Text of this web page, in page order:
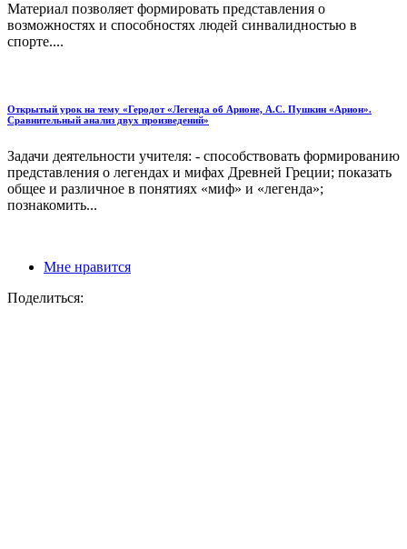
Материал позволяет формировать представления о
возможностях и способностях людей синвалидностью в
спорте....
Открытый урок на тему «Геродот «Легенда об Арионе, А.С. Пушкин «Арион».
Сравнительный анализ двух произведений»
Задачи деятельности учителя: - способствовать формированию
представления о легендах и мифах Древней Греции; показать
общее и различное в понятиях «миф» и «легенда»;
познакомить...
Мне нравится
Поделиться: